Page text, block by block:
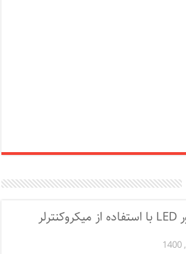
مدار دیمر پاور LED با استفاده از میکروکنترلر